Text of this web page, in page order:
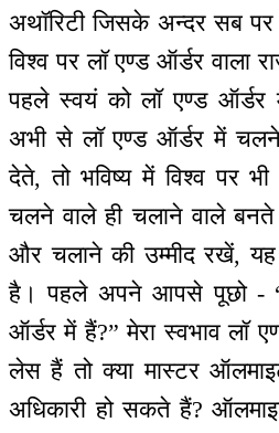
अथॉरिटी जिसके अन्दर सब पर
विश्व पर लॉ एण्ड ऑर्डर वाला
पहले स्वयं को लॉ एण्ड
अभी से लॉ एण्ड ऑर्डर में
देते, तो भविष्य में विश्व पर
चलने वाले ही चलाने वाले
और चलाने की उम्मीद रखें,
है। पहले अपने आपसे पूछो -
ऑर्डर में हैं?” मेरा स्वभाव लॉ
लेस हैं तो क्या मास्टर
अधिकारी हो सकते हैं?